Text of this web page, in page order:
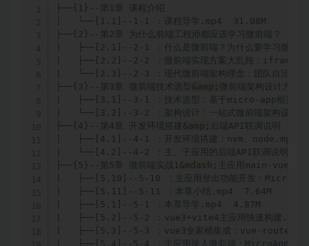
├──{1}--第1章 课程介绍
|   └──[1.1]--1-1 ：课程导学.mp4  31.08M
├──{2}--第2章 为什么前端工程师都应该学习微前端？
|   ├──[2.1]--2-1 ：什么是微前端？为什么要学习微前
|   ├──[2.2]--2-2 ：微前端实现方案大乱炖：iframe
|   └──[2.3]--2-3 ：现代微前端架构理念：团队自治、独
├──{3}--第3章 微前端技术选型 &amp; 微前端架构设计方
|   ├──[3.1]--3-1 ：技术选型：基于micro-app框架的
|   └──[3.2]--3-2 ：架构设计：一站式微前端架构设计
├──{4}--第4章 开发环境搭建 &amp;
后端API联调说明
|   ├──[4.1]--4-1 ：开发环境搭建：nvm、node.mp4
|   └──[4.2]--4-2 ：主、子应用的后端API联调说明
├──{5}--第5章 微前端实战1 &mdash;
主应用main-vue3
|   ├──[5.10]--5-10 ：主应用登出功能开发：MicroApp
|   ├──[5.11]--5-11 ：本章小结.mp4  7.64M
|   ├──[5.1]--5-1 ：本章导学.mp4  4.87M
|   ├──[5.2]--5-2 ：vue3+vite4主应用快速构建.mp4
|   ├──[5.3]--5-3 ：vue3全家桶集成：vue-router、
|   ├──[5.4]--5-4 ：主应用接入微前端：MicroApp开箱